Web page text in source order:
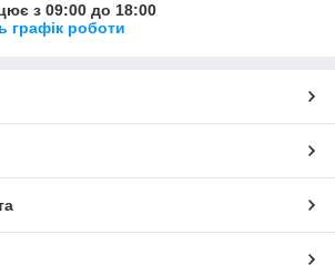
з 09:00 до 18:00
графік роботи